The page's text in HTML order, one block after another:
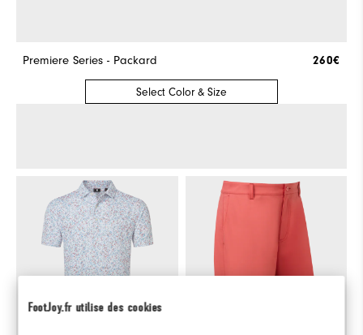
FootJoy.fr utilise des cookies
Premiere Series - Packard 260€
Select Color & Size